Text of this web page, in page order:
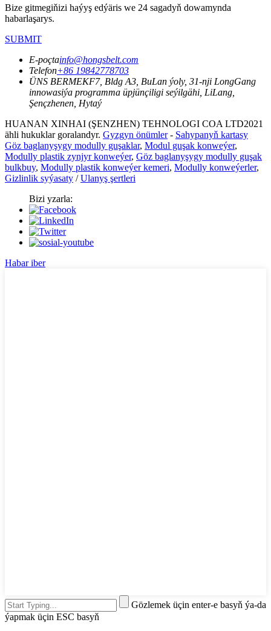
Bize gitmegiňizi haýyş edýäris we 24 sagadyň dowamynda
habarlaşarys.
SUBMIT
E-poçtainfo@hongsbelt.com
Telefon+86 19842778703
ÜNS BERMEKF7, Bldg A3, BuLan ýoly, 31-nji LongGang
innowasiýa programma üpjünçiligi seýilgähi, LiLang,
Şençzhenen, Hytaý
HUANAN XINHAI (ŞENZHEN) TEHNOLOGI COA LTD2021
ähli hukuklar goralandyr. Gyzgyn önümler- Sahypanyň kartasy
Göz baglanyşygy modully guşaklar, Modul guşak konweýer,
Modully plastik zynjyr konweýer, Göz baglanyşygy modully guşak
bulkbuy, Modully plastik konweýer kemeri, Modully konweýerler,
Gizlinlik syýasaty /Ulanyş şertleri
Bizi yzarla:
Habar iber
Gözlemek üçin enter-e basyň ýa-da
ýapmak üçin ESC basyň